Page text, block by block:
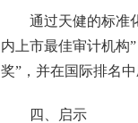
通过天健的标准
内上市最佳审计机构
奖”，并在国际排名
四、启示